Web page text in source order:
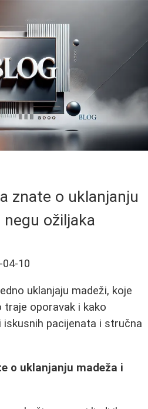
znate o uklanjanju
negu ožiljaka
04-10
uklanjaju madeži, koje
oporavak i kako
iskusnih pacijenata i stručna
o uklanjanju madeža i